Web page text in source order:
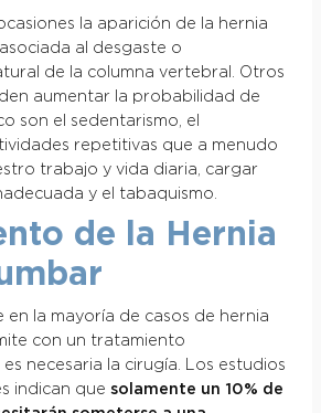
la aparición de la hernia
al desgaste o
de la columna vertebral. Otros
aumentar la probabilidad de
son el sedentarismo, el
repetitivas que a menudo
trabajo y vida diaria, cargar
y el tabaquismo.
de la Hernia
la mayoría de casos de hernia
con un tratamiento
necesaria la cirugía. Los estudios
indican que solamente un 10% de